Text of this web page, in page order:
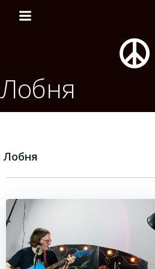
Лобня
Лобня